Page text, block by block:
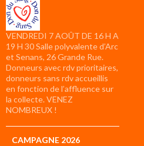
VENDREDI 7 AOÛT DE 16 H A
19 H 30 Salle polyvalente d’Arc
et Senans, 26 Grande Rue.
Donneurs avec rdv prioritaires,
donneurs sans rdv accueillis
en fonction de l’affluence sur
la collecte. VENEZ
NOMBREUX !
CAMPAGNE 2026